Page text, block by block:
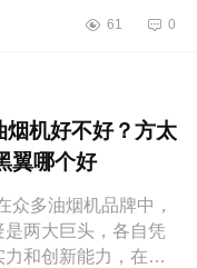
机有哪些 油烟机
61 0
烟机好不好？方太
翼哪个好
多油烟机品牌中，
两大巨头，各自凭
和创新能力，在市